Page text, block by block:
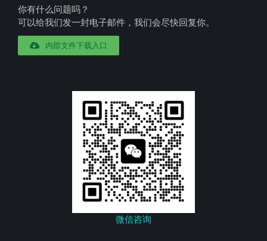
你有什么问题吗？
可以给我们发一封电子邮件，我们会尽快回复你。
内部文件下载入口
微信咨询